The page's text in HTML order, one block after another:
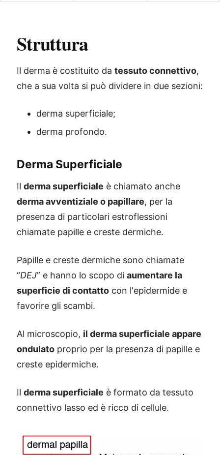
Struttura
Il derma è costituito da tessuto connettivo,
che a sua volta si può dividere in due sezioni:
derma superficiale;
derma profondo.
Derma Superficiale
Il derma superficiale è chiamato anche
derma avventiziale o papillare, per la
presenza di particolari estroflessioni
chiamate papille e creste dermiche.
Papille e creste dermiche sono chiamate
“DEJ” e hanno lo scopo di aumentare la
superficie di contatto con l'epidermide e
favorire gli scambi.
Al microscopio, il derma superficiale appare
ondulato proprio per la presenza di papille e
creste epidermiche.
Il derma superficiale è formato da tessuto
connettivo lasso ed è ricco di cellule.